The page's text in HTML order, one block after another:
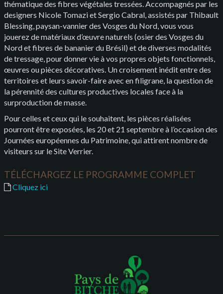
thématique des fibres végétales tressées. Accompagnés par les
designers Nicole Tomazi et Sergio Cabral, assistés par Thibault
Blessing, paysan-vannier des Vosges du Nord, vous vous
jouerez de matériaux d’œuvre naturels (osier des Vosges du
Nord et fibres de bananier du Brésil) et de diverses modalités
de tressage, pour donner vie à vos propres objets fonctionnels,
œuvres ou pièces décoratives. Un croisement inédit entre des
territoires et leurs savoir-faire avec en filigrane, la question de
la pérennité des cultures productives locales face à la
surproduction de masse.
Pour celles et ceux qui le souhaitent, les pièces réalisées
pourront être exposées, les 20 et 21 septembre à l’occasion des
Journées européennes du Patrimoine, qui attirent nombre de
visiteurs sur le Site Verrier.
TÉLÉCHARGEZ LE PROGRAMME COMPLET
Cliquez ici